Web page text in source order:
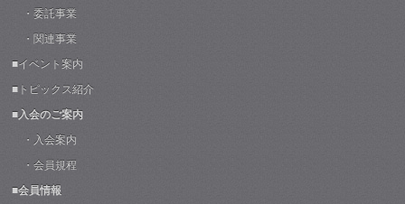
・委託事業
・関連事業
■イベント案内
■トピックス紹介
■入会のご案内
・入会案内
・会員規程
■会員情報